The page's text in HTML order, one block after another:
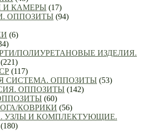
КАМЕРЫ (17)
ОППОЗИТЫ (94)
(6)
ПОЛИУРЕТАНОВЫЕ ИЗДЕЛИЯ.
(221)
(117)
СИСТЕМА. ОППОЗИТЫ (53)
ОППОЗИТЫ (142)
(60)
КОВРИКИ (56)
УЗЛЫ И КОМПЛЕКТУЮЩИЕ.
(180)